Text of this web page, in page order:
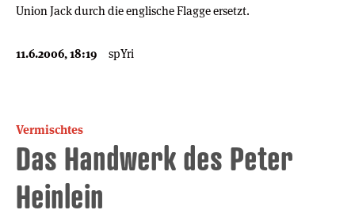
Union Jack durch die englische Flagge ersetzt.
11.6.2006, 18:19 spYri
Vermischtes
Das Handwerk des Peter
Heinlein